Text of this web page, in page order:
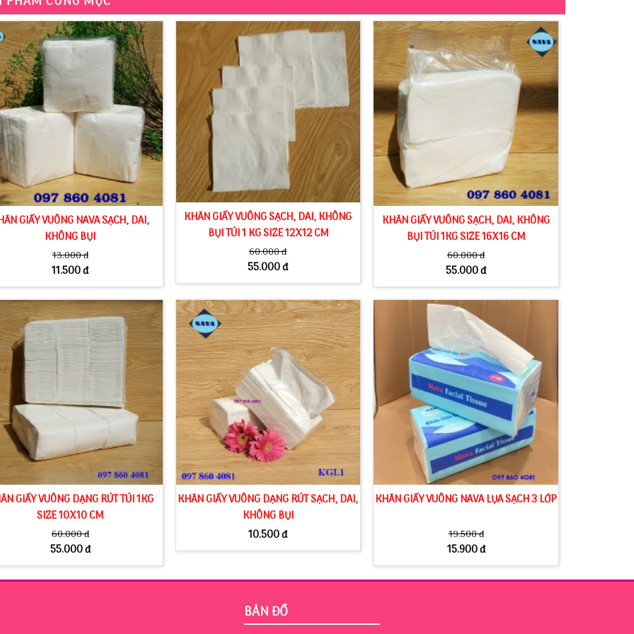
GIẤY VUÔNG NAVA SẠCH, DAI,
KHÔNG BỤI
13.000 đ
11.500 đ
KHĂN GIẤY VUÔNG SẠCH, DAI, KHÔNG
BỤI TÚI 1 KG SIZE 12X12 CM
60.000 đ
55.000 đ
KHĂN GIẤY VUÔNG SẠCH, DAI, KHÔNG
BỤI TÚI 1KG SIZE 16X16 CM
60.000 đ
55.000 đ
GIẤY VUÔNG DẠNG RÚT TÚI 1KG
SIZE 10X10 CM
60.000 đ
55.000 đ
KHĂN GIẤY VUÔNG DẠNG RÚT SẠCH, DAI,
KHÔNG BỤI
10.500 đ
KHĂN GIẤY VUÔNG NAVA LỤA SẠCH 3 LỚP
19.500 đ
15.900 đ
BẢN ĐỒ